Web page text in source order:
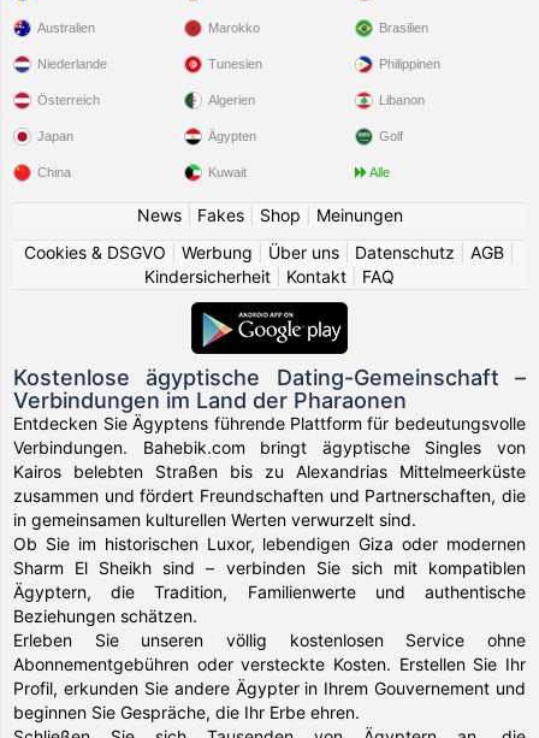
Australien
Niederlande
Österreich
Japan
China
Marokko
Tunesien
Algerien
Ägypten
Kuwait
Brasilien
Philippinen
Libanon
Golf
Alle
News| Fakes| Shop
Meinungen
Cookies & DSGVO
Werbung Über uns Datenschutz AGB
Kindersicherheit
Kontakt FAQ
Kostenlose ägyptische Dating-Gemeinschaft –
Verbindungen im Land der Pharaonen
Entdecken Sie Ägyptens führende Plattform für bedeutungsvolle
Verbindungen. Bahebik.com bringt ägyptische Singles von
Kairos belebten Straßen bis zu Alexandrias Mittelmeerküste
zusammen und fördert Freundschaften und Partnerschaften, die
in gemeinsamen kulturellen Werten verwurzelt sind.
Ob Sie im historischen Luxor, lebendigen Giza oder modernen
Sharm El Sheikh sind – verbinden Sie sich mit kompatiblen
Ägyptern, die Tradition, Familienwerte und authentische
Beziehungen schätzen.
Erleben Sie unseren völlig kostenlosen Service ohne
Abonnementgebühren oder versteckte Kosten. Erstellen Sie Ihr
Profil, erkunden Sie andere Ägypter in Ihrem Gouvernement und
beginnen Sie Gespräche, die Ihr Erbe ehren.